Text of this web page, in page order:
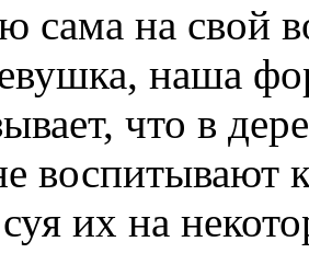
сама на свой
наша
что в
воспитывают
их на